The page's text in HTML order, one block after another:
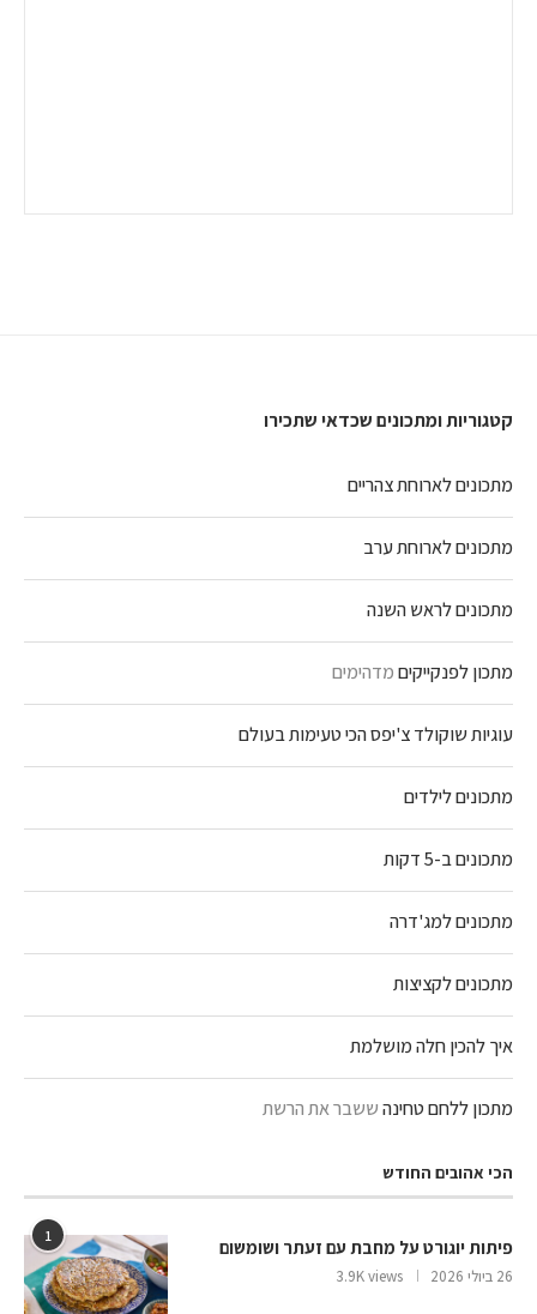
קטגוריות ומתכונים שכדאי שתכירו
מתכונים לארוחת צהריים
מתכונים לארוחת ערב
מתכונים לראש השנה
מתכון לפנקייקיםמדהימים
עוגיות שוקולד צ'יפס הכי טעימות בעולם
מתכונים לילדים
מתכונים ב-5 דקות
מתכונים למג'דרה
מתכונים לקציצות
איך להכין חלה מושלמת
מתכון ללחם טחינהששבר את הרשת
הכי אהובים החודש
1
פיתות יוגורט על מחבת עם זעתר ושומשום
26 ביולי 2026 3.9K views